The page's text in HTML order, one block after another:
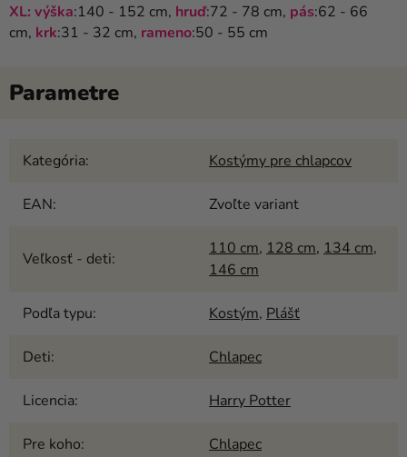
XL: výška:140 - 152 cm, hruď:72 - 78 cm, pás:62 - 66
cm, krk:31 - 32 cm, rameno:50 - 55 cm
Kategória: Kostýmy pre chlapcov
EAN: Zvoľte variant
Veľkosť - deti:
110 cm, 128 cm, 134 cm,
146 cm
Podľa typu: Kostým, Plášť
Deti: Chlapec
Licencia: Harry Potter
Pre koho: Chlapec